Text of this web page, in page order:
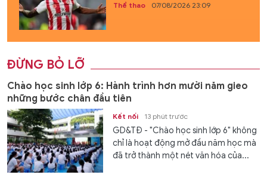
Thể thao 07/08/2026 23:09
ĐỪNG BỎ LỠ
Chào học sinh lớp 6: Hành trình hơn mười năm gieo
những bước chân đầu tiên
Kết nối 13 phút trước
GD&TĐ - "Chào học sinh lớp 6" không
chỉ là hoạt động mở đầu năm học mà
đã trở thành một nét văn hóa của...